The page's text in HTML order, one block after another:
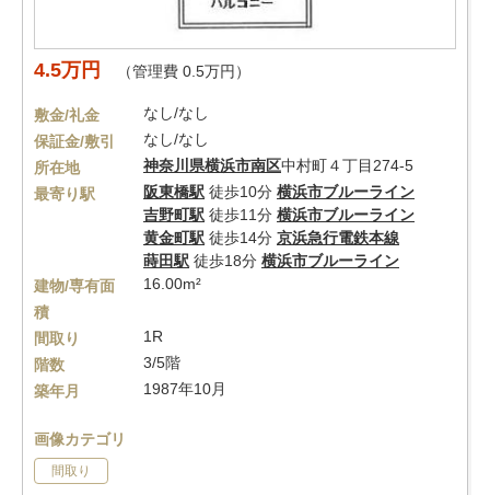
4.5万円 （管理費 0.5万円）
敷金/礼金
なし/なし
保証金/敷引
なし/なし
所在地
神奈川県横浜市南区中村町４丁目274-5
最寄り駅
阪東橋駅 徒歩10分 横浜市ブルーライン
吉野町駅 徒歩11分 横浜市ブルーライン
黄金町駅 徒歩14分 京浜急行電鉄本線
蒔田駅 徒歩18分 横浜市ブルーライン
建物/専有面
積
16.00m²
間取り
1R
階数
3/5階
築年月
1987年10月
画像カテゴリ
間取り